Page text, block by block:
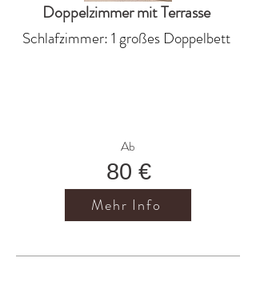
Doppelzimmer mit Terrasse
Schlafzimmer: 1 großes Doppelbett
Ab
80 €
Mehr Info